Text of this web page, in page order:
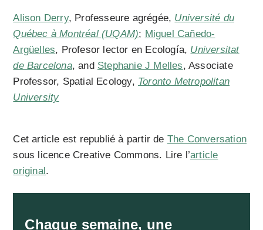
Alison Derry, Professeure agrégée, Université du
Québec à Montréal (UQAM); Miguel Cañedo-
Argüelles, Profesor lector en Ecología, Universitat
de Barcelona, and Stephanie J Melles, Associate
Professor, Spatial Ecology, Toronto Metropolitan
University
Cet article est republié à partir de The Conversation
sous licence Creative Commons. Lire l’article
original .
Chaque semaine, une